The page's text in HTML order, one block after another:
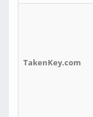
TakenKey.com